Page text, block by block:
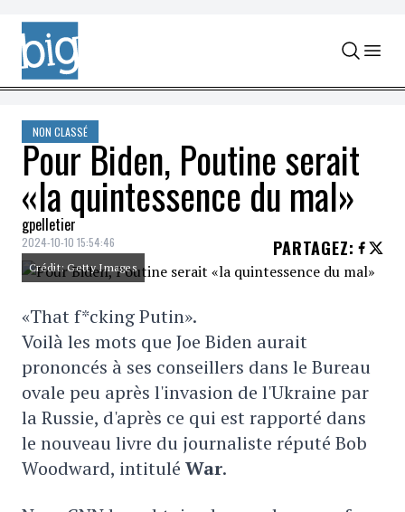
Skip to content
NON CLASSÉ
Pour Biden, Poutine serait
«la quintessence du mal»
gpelletier
2024-10-10 15:54:46 PARTAGEZ:
Crédit: Getty Images
«That f*cking Putin».
Voilà les mots que Joe Biden aurait
prononcés à ses conseillers dans le Bureau
ovale peu après l'invasion de l'Ukraine par
la Russie, d'après ce qui est rapporté dans
le nouveau livre du journaliste réputé Bob
Woodward, intitulé War.